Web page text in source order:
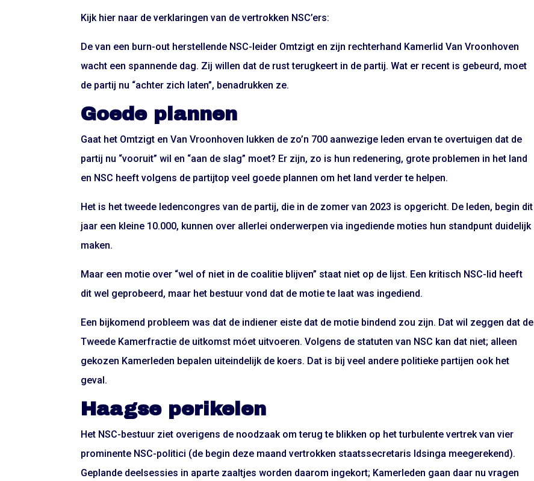
Kijk hier naar de verklaringen van de vertrokken NSC’ers:
De van een burn-out herstellende NSC-leider Omtzigt en zijn rechterhand Kamerlid Van Vroonhoven
wacht een spannende dag. Zij willen dat de rust terugkeert in de partij. Wat er recent is gebeurd, moet
de partij nu “achter zich laten”, benadrukken ze.
Goede plannen
Gaat het Omtzigt en Van Vroonhoven lukken de zo’n 700 aanwezige leden ervan te overtuigen dat de
partij nu “vooruit” wil en “aan de slag” moet? Er zijn, zo is hun redenering, grote problemen in het land
en NSC heeft volgens de partijtop veel goede plannen om het land verder te helpen.
Het is het tweede ledencongres van de partij, die in de zomer van 2023 is opgericht. De leden, begin dit
jaar een kleine 10.000, kunnen over allerlei onderwerpen via ingediende moties hun standpunt duidelijk
maken.
Maar een motie over “wel of niet in de coalitie blijven” staat niet op de lijst. Een kritisch NSC-lid heeft
dit wel geprobeerd, maar het bestuur vond dat de motie te laat was ingediend.
Een bijkomend probleem was dat de indiener eiste dat de motie bindend zou zijn. Dat wil zeggen dat de
Tweede Kamerfractie de uitkomst móet uitvoeren. Volgens de statuten van NSC kan dat niet; alleen
gekozen Kamerleden bepalen uiteindelijk de koers. Dat is bij veel andere politieke partijen ook het
geval.
Haagse perikelen
Het NSC-bestuur ziet overigens de noodzaak om terug te blikken op het turbulente vertrek van vier
prominente NSC-politici (de begin deze maand vertrokken staatssecretaris Idsinga meegerekend).
Geplande deelsessies in aparte zaaltjes worden daarom ingekort; Kamerleden gaan daar nu vragen